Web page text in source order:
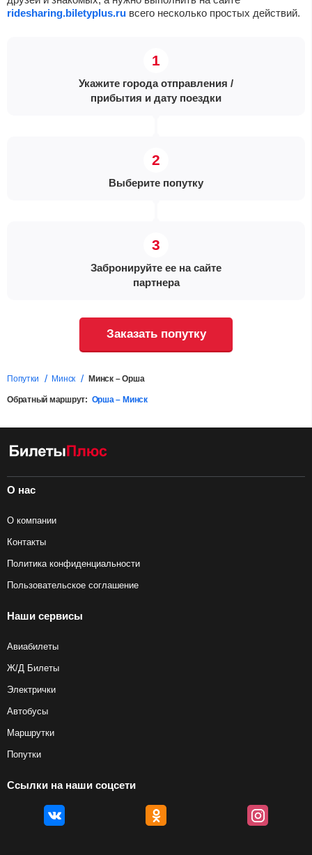
ridesharing.biletyplus.ru всего несколько простых действий.
Укажите города отправления /
прибытия и дату поездки
Выберите попутку
Забронируйте ее на сайте
партнера
Заказать попутку
Попутки Минск Минск – Орша
Обратный маршрут: Орша – Минск
О нас
О компании
Контакты
Политика конфиденциальности
Пользовательское соглашение
Наши сервисы
Авиабилеты
Ж/Д Билеты
Электрички
Автобусы
Маршрутки
Попутки
Ссылки на наши соцсети